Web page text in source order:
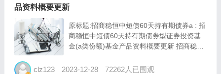
品资料概要更新
原标题:招商稳恒中短债60天持有期债券a : 招
商稳恒中短债60天持有期债券型证券投资基
金(a类份额)基金产品资料概要更新 招商稳恒
份 额）基金产品资料概要更新 编制日期：
clz123 2023-12-28 72262人已围观